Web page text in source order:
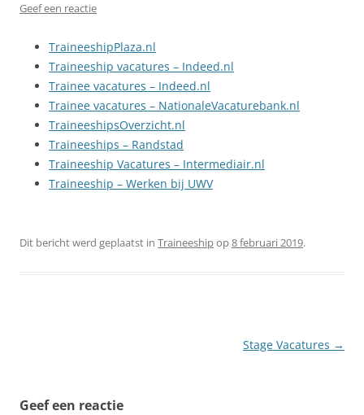
Geef een reactie
TraineeshipPlaza.nl
Traineeship vacatures – Indeed.nl
Trainee vacatures – Indeed.nl
Trainee vacatures – NationaleVacaturebank.nl
TraineeshipsOverzicht.nl
Traineeships – Randstad
Traineeship Vacatures – Intermediair.nl
Traineeship – Werken bij UWV
Dit bericht werd geplaatst in Traineeshipop8 februari 2019.
Stage Vacatures →
Geef een reactie